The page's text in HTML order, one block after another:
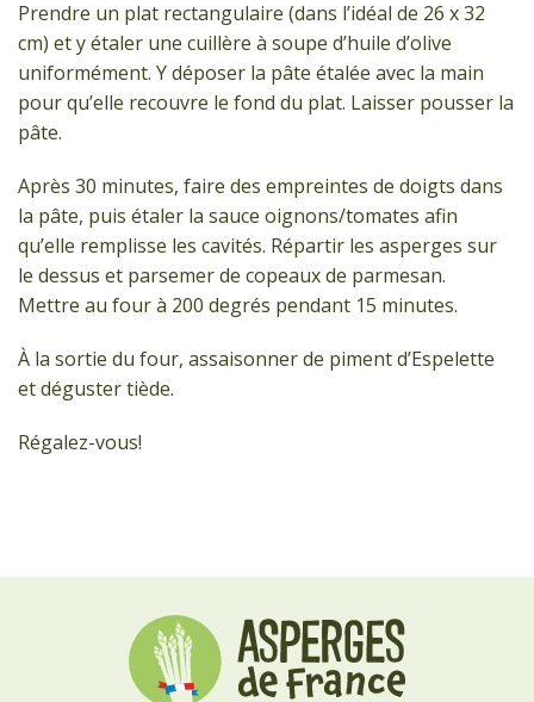
Prendre un plat rectangulaire (dans l’idéal de 26 x 32
cm) et y étaler une cuillère à soupe d’huile d’olive
uniformément. Y déposer la pâte étalée avec la main
pour qu’elle recouvre le fond du plat. Laisser pousser la
pâte.
Après 30 minutes, faire des empreintes de doigts dans
la pâte, puis étaler la sauce oignons/tomates afin
qu’elle remplisse les cavités. Répartir les asperges sur
le dessus et parsemer de copeaux de parmesan.
Mettre au four à 200 degrés pendant 15 minutes.
À la sortie du four, assaisonner de piment d’Espelette
et déguster tiède.
Régalez-vous!